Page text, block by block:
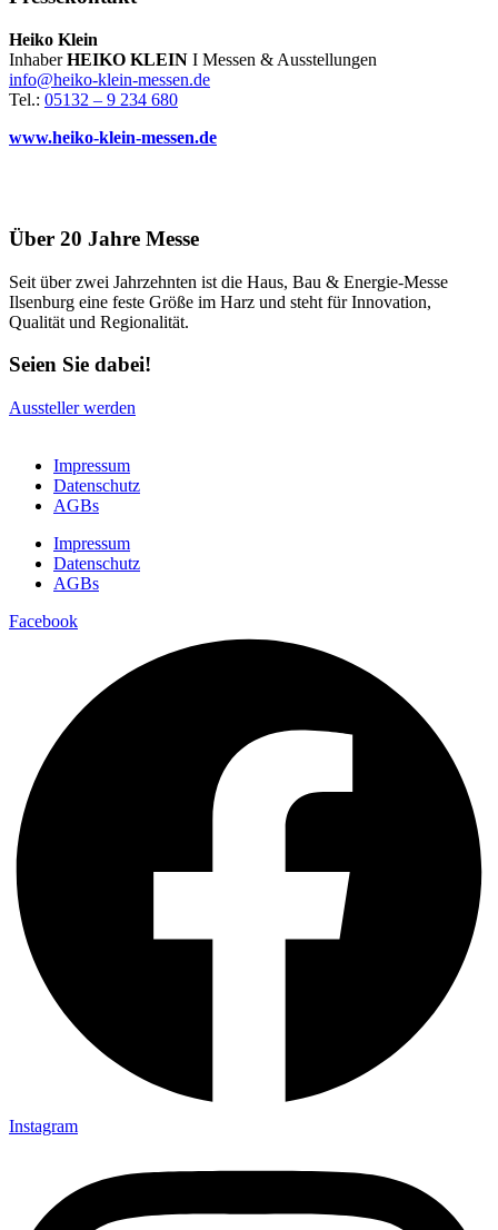
Heiko Klein
InhaberHEIKO KLEIN I Messen & Ausstellungen
info@heiko-klein-messen.de
Tel.: 05132 – 9 234 680
www.heiko-klein-messen.de
Über 20 Jahre Messe
Seit über zwei Jahrzehnten ist die Haus, Bau & Energie-Messe
Ilsenburg eine feste Größe im Harz und steht für Innovation,
Qualität und Regionalität.
Seien Sie dabei!
Aussteller werden
Impressum
Datenschutz
AGBs
Impressum
Datenschutz
AGBs
Facebook
Instagram